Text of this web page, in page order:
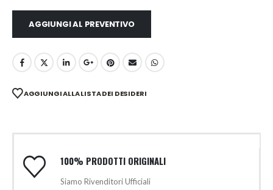
AGGIUNGI AL PREVENTIVO
AGGIUNGI ALLA LISTA DEI DESIDERI
100% PRODOTTI ORIGINALI
Siamo Rivenditori Ufficiali